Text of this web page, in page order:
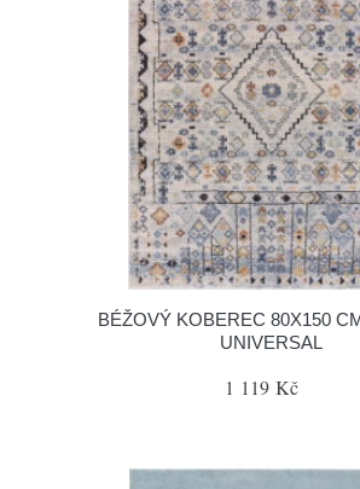
BÉŽOVÝ KOBEREC 80X150
UNIVERSAL
1 119 Kč